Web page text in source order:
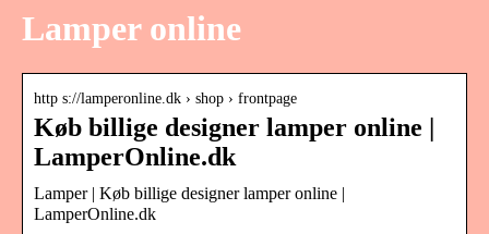
Lamper online
http s://lamperonline.dk › shop › frontpage
Køb billige designer lamper online |
LamperOnline.dk
Lamper | Køb billige designer lamper online |
LamperOnline.dk